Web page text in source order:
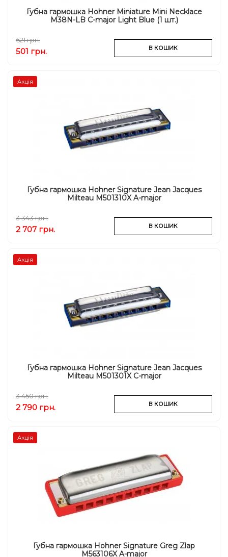
Губна гармошка Hohner Miniature Mini Necklace
M38N-LB C-major Light Blue (1 шт.)
621 грн.
501 грн. В КОШИК
Акція
Губна гармошка Hohner Signature Jean Jacques
Milteau M501310X A-major
3 343 грн.
2 707 грн. В КОШИК
Акція
Губна гармошка Hohner Signature Jean Jacques
Milteau M501301X C-major
3 450 грн.
2 790 грн. В КОШИК
Акція
Губна гармошка Hohner Signature Greg Zlap
M563106X A-major